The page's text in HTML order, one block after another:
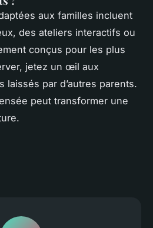
aux familles incluent
des ateliers interactifs ou
conçus pour les plus
jetez un œil aux
laissés par d’autres parents.
peut transformer une